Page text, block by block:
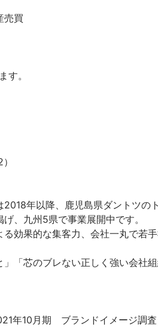
売買
す。
年以降、鹿児島県ダントツの
、九州5県で事業展開中です。
効果的な集客力、会社一丸で若
」「芯のブレない正しく強い会社
年10月期　ブランドイメージ調査